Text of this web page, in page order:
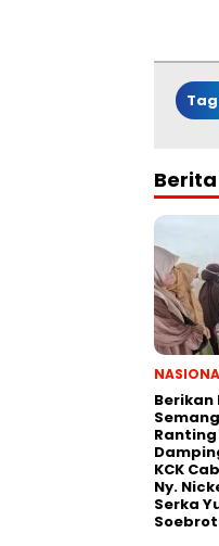
Berikan
KCK
Ny.
Serka